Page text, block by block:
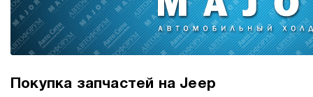
Покупка запчастей на Jeep